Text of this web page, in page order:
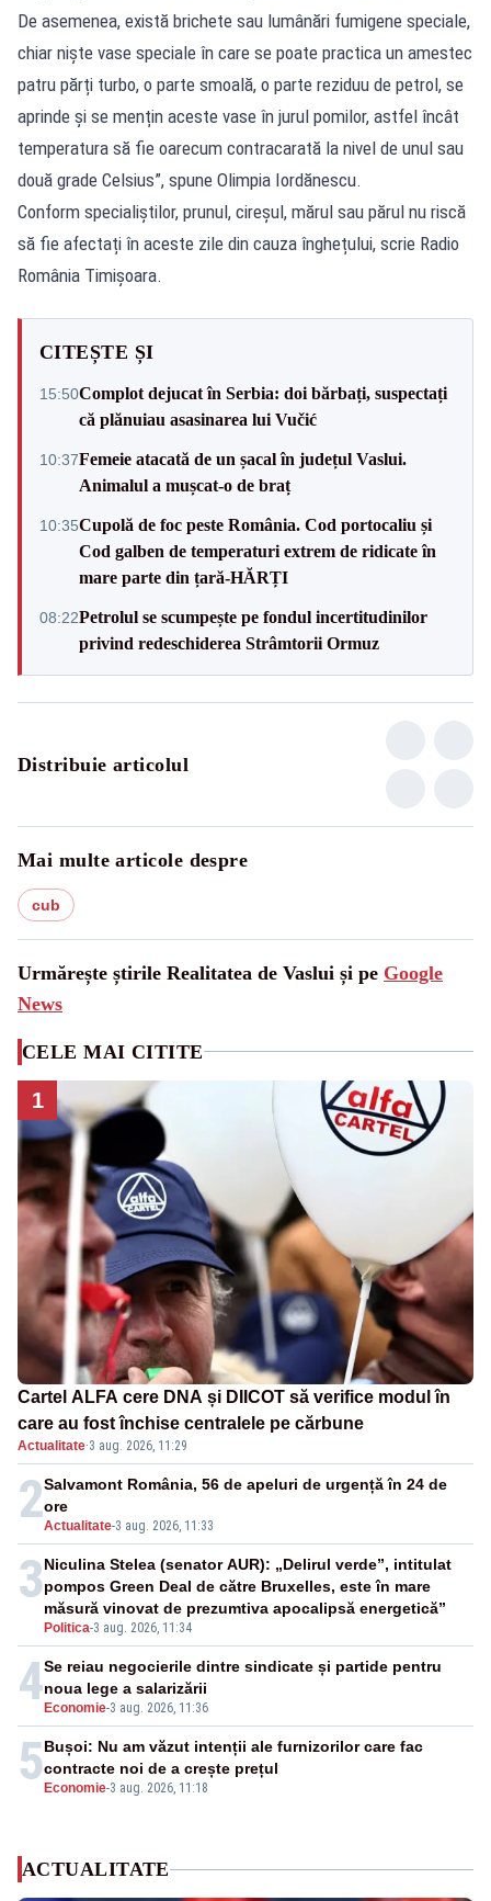
De asemenea, există brichete sau lumânări fumigene speciale,
chiar niște vase speciale în care se poate practica un amestec
patru părți turbo, o parte smoală, o parte reziduu de petrol, se
aprinde și se mențin aceste vase în jurul pomilor, astfel încât
temperatura să fie oarecum contracarată la nivel de unul sau
două grade Celsius”, spune Olimpia Iordănescu.
Conform specialiștilor, prunul, cireșul, mărul sau părul nu riscă
să fie afectați în aceste zile din cauza înghețului, scrie Radio
România Timișoara.
CITEȘTE ȘI
15:50Complot dejucat în Serbia: doi bărbați, suspectați
că plănuiau asasinarea lui Vučić
10:37Femeie atacată de un șacal în județul Vaslui.
Animalul a mușcat-o de braț
10:35Cupolă de foc peste România. Cod portocaliu și
Cod galben de temperaturi extrem de ridicate în
mare parte din țară-HĂRȚI
08:22Petrolul se scumpește pe fondul incertitudinilor
privind redeschiderea Strâmtorii Ormuz
Distribuie articolul
Mai multe articole despre
cub
Urmărește știrile Realitatea de Vaslui și pe Google
News
CELE MAI CITITE
1
Cartel ALFA cere DNA și DIICOT să verifice modul în
care au fost închise centralele pe cărbune
Actualitate·3 aug. 2026, 11:29
2Actualitate-3 aug. 2026, 11:33
Salvamont România, 56 de apeluri de urgență în 24 de
ore
3
Politica-3 aug. 2026, 11:34
Niculina Stelea (senator AUR): „Delirul verde”, intitulat
pompos Green Deal de către Bruxelles, este în mare
măsură vinovat de prezumtiva apocalipsă energetică”
4 Economie-3 aug. 2026, 11:36
Se reiau negocierile dintre sindicate și partide pentru
noua lege a salarizării
5 Economie-3 aug. 2026, 11:18
Bușoi: Nu am văzut intenții ale furnizorilor care fac
contracte noi de a crește prețul
ACTUALITATE